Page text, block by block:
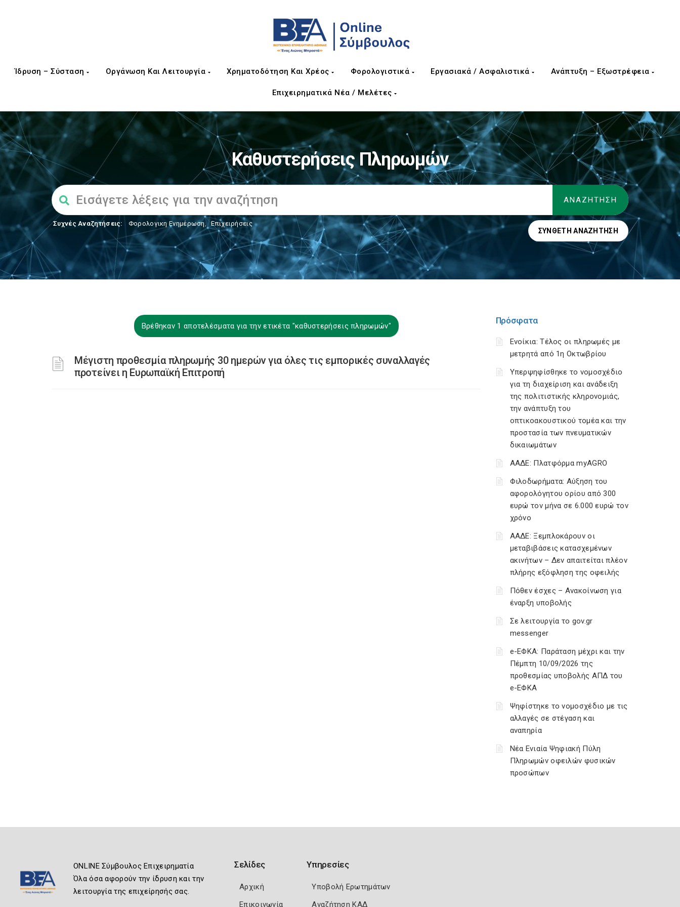
Ίδρυση – Σύσταση Οργάνωση Και Λειτουργία Χρηματοδότηση Και Χρέος Φορολογιστικά Εργασιακά / Ασφαλιστικά Ανάπτυξη – Εξωστρέφεια
Επιχειρηματικά Νέα / Μελέτες
Καθυστερήσεις Πληρωμών
Συχνές Αναζητήσεις: Φορολογικη Ενημέρωση, Επιχειρήσεις
ΣΎΝΘΕΤΗ ΑΝΑΖΉΤΗΣΗ
Βρέθηκαν 1 αποτελέσματα για την ετικέτα "καθυστερήσεις πληρωμών"
Μέγιστη προθεσμία πληρωμής 30 ημερών για όλες τις εμπορικές συναλλαγές
προτείνει η Ευρωπαϊκή Επιτροπή
Πρόσφατα
Ενοίκια: Τέλος οι πληρωμές με
μετρητά από 1η Οκτωβρίου
Υπερψηφίσθηκε το νομοσχέδιο
για τη διαχείριση και ανάδειξη
της πολιτιστικής κληρονομιάς,
την ανάπτυξη του
οπτικοακουστικού τομέα και την
προστασία των πνευματικών
δικαιωμάτων
ΑΑΔΕ: Πλατφόρμα myAGRO
Φιλοδωρήματα: Αύξηση του
αφορολόγητου ορίου από 300
ευρώ τον μήνα σε 6.000 ευρώ τον
χρόνο
ΑΑΔΕ: Ξεμπλοκάρουν οι
μεταβιβάσεις κατασχεμένων
ακινήτων – Δεν απαιτείται πλέον
πλήρης εξόφληση της οφειλής
Πόθεν έσχες – Ανακοίνωση για
έναρξη υποβολής
Σε λειτουργία το gov.gr
messenger
e-ΕΦΚΑ: Παράταση μέχρι και την
Πέμπτη 10/09/2026 της
προθεσμίας υποβολής ΑΠΔ του
e-ΕΦΚΑ
Ψηφίστηκε το νομοσχέδιο με τις
αλλαγές σε στέγαση και
αναπηρία
Νέα Ενιαία Ψηφιακή Πύλη
Πληρωμών οφειλών φυσικών
προσώπων
ONLINE Σύμβουλος Επιχειρηματία
Όλα όσα αφορούν την ίδρυση και την
λειτουργία της επιχείρησής σας.
Σελίδες
Αρχική
Επικοινωνία
Υπηρεσίες
Υποβολή Ερωτημάτων
Αναζήτηση ΚΑΔ